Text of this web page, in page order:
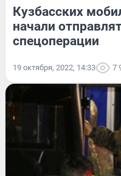
Кузбасских
начали
спецоперации
19 октября, 2022, 14:33 7